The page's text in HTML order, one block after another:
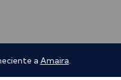
a Amaira